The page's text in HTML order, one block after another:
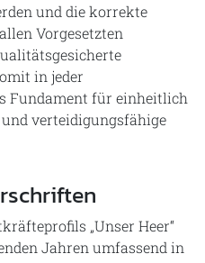
und die korrekte
Vorgesetzten
in jeder
Fundament für einheitlich
verteidigungsfähige
„Unser Heer“
Jahren umfassend in